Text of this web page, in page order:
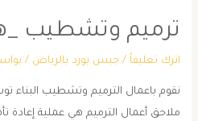
ترميم وتشطيب
اترك تعليقاً / جبس بورد بالرياض /
نقوم باعمال الترميم وتشطيب البناء
ملاحق أعمال الترميم هي عملية إعادة